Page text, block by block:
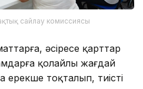
сайлау комиссиясы
әсіресе қарттар
қолайлы жағдай
ерекше тоқталып, тиісті